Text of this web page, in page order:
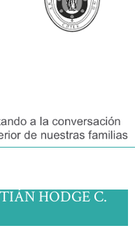
HODGE C.